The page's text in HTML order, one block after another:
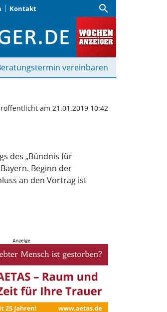
Kontakt search
vereinbaren
am 21.01.2019 10:42
des „Bündnis für
Beginn der
an den Vortrag ist